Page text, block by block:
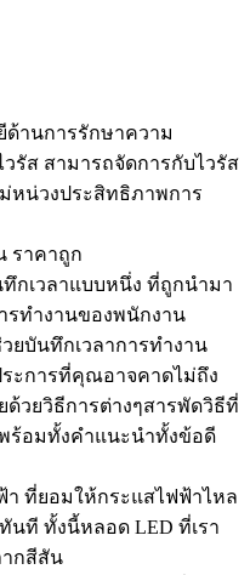
ด้านการรักษาความ
รัส สามารถจัดการกับไวรัส
หน่วงประสิทธิภาพการ
ราคาถูก
ทึกเวลาแบบหนึ่ง ที่ถูกนำมา
ทำงานของพนักงาน
ยบันทึกเวลาการทำงาน
ะการที่คุณอาจคาดไม่ถึง
ด้วยวิธีการต่างๆสารพัดวิธีที่
ร้อมทั้งคำแนะนำทั้งข้อดี
า ที่ยอมให้กระแสไฟฟ้าไหล
นที ทั้งนี้หลอด LED ที่เรา
ากสีสัน